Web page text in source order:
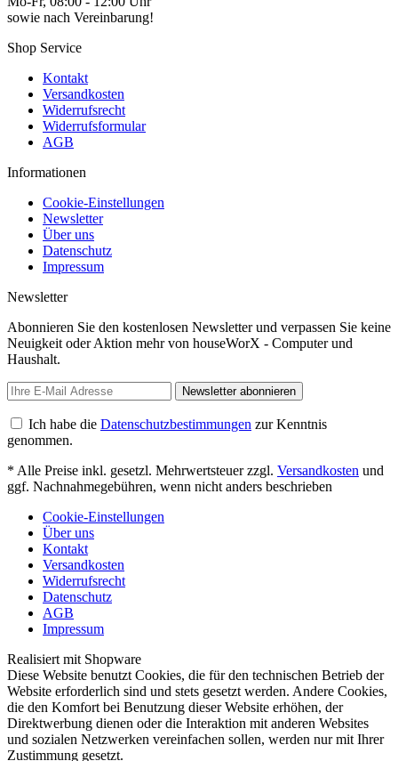
sowie nach Vereinbarung!
Shop Service
Kontakt
Versandkosten
Widerrufsrecht
Widerrufsformular
AGB
Informationen
Cookie-Einstellungen
Newsletter
Über uns
Datenschutz
Impressum
Newsletter
Abonnieren Sie den kostenlosen Newsletter und verpassen Sie keine
Neuigkeit oder Aktion mehr von houseWorX - Computer und
Haushalt.
Newsletter abonnieren
Ich habe die Datenschutzbestimmungen zur Kenntnis
genommen.
* Alle Preise inkl. gesetzl. Mehrwertsteuer zzgl. Versandkosten und
ggf. Nachnahmegebühren, wenn nicht anders beschrieben
Cookie-Einstellungen
Über uns
Kontakt
Versandkosten
Widerrufsrecht
Datenschutz
AGB
Impressum
Realisiert mit Shopware
Diese Website benutzt Cookies, die für den technischen Betrieb der
Website erforderlich sind und stets gesetzt werden. Andere Cookies,
die den Komfort bei Benutzung dieser Website erhöhen, der
Direktwerbung dienen oder die Interaktion mit anderen Websites
und sozialen Netzwerken vereinfachen sollen, werden nur mit Ihrer
Zustimmung gesetzt.